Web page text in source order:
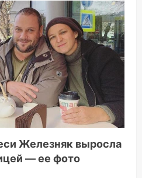
Железняк выросла
— ее фото